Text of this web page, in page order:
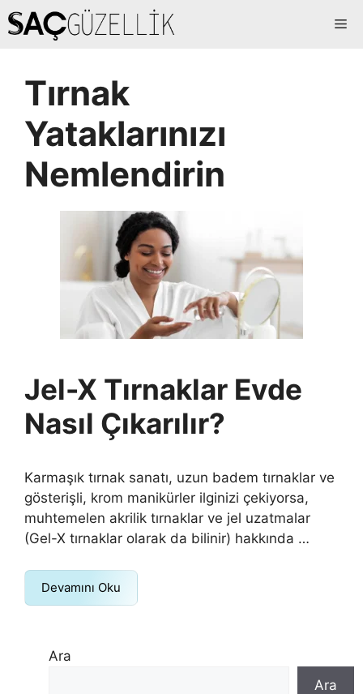
İçeriğe
atla
Tırnak
Yataklarınızı
Nemlendirin
Jel-X Tırnaklar Evde
Nasıl Çıkarılır?
Karmaşık tırnak sanatı, uzun badem tırnaklar ve
gösterişli, krom manikürler ilginizi çekiyorsa,
muhtemelen akrilik tırnaklar ve jel uzatmalar
(Gel-X tırnaklar olarak da bilinir) hakkında …
Devamını Oku
Ara
Ara